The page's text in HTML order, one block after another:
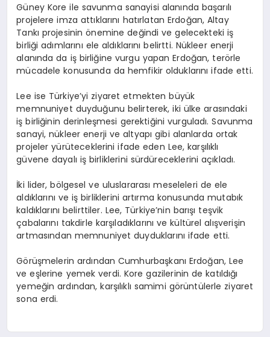
Güney Kore ile savunma sanayisi alanında başarılı
projelere imza attıklarını hatırlatan Erdoğan, Altay
Tankı projesinin önemine değindi ve gelecekteki iş
birliği adımlarını ele aldıklarını belirtti. Nükleer enerji
alanında da iş birliğine vurgu yapan Erdoğan, terörle
mücadele konusunda da hemfikir olduklarını ifade etti.
Lee ise Türkiye’yi ziyaret etmekten büyük
memnuniyet duyduğunu belirterek, iki ülke arasındaki
iş birliğinin derinleşmesi gerektiğini vurguladı. Savunma
sanayi, nükleer enerji ve altyapı gibi alanlarda ortak
projeler yürüteceklerini ifade eden Lee, karşılıklı
güvene dayalı iş birliklerini sürdüreceklerini açıkladı.
İki lider, bölgesel ve uluslararası meseleleri de ele
aldıklarını ve iş birliklerini artırma konusunda mutabık
kaldıklarını belirttiler. Lee, Türkiye’nin barışı teşvik
çabalarını takdirle karşıladıklarını ve kültürel alışverişin
artmasından memnuniyet duyduklarını ifade etti.
Görüşmelerin ardından Cumhurbaşkanı Erdoğan, Lee
ve eşlerine yemek verdi. Kore gazilerinin de katıldığı
yemeğin ardından, karşılıklı samimi görüntülerle ziyaret
sona erdi.